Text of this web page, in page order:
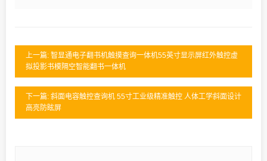
上一篇: 智显通电子翻书机触摸查询一体机55英寸显示屏红外触控虚
拟投影书模隔空智能翻书一体机
下一篇: 斜面电容触控查询机 55寸工业级精准触控 人体工学斜面设计
高亮防眩屏